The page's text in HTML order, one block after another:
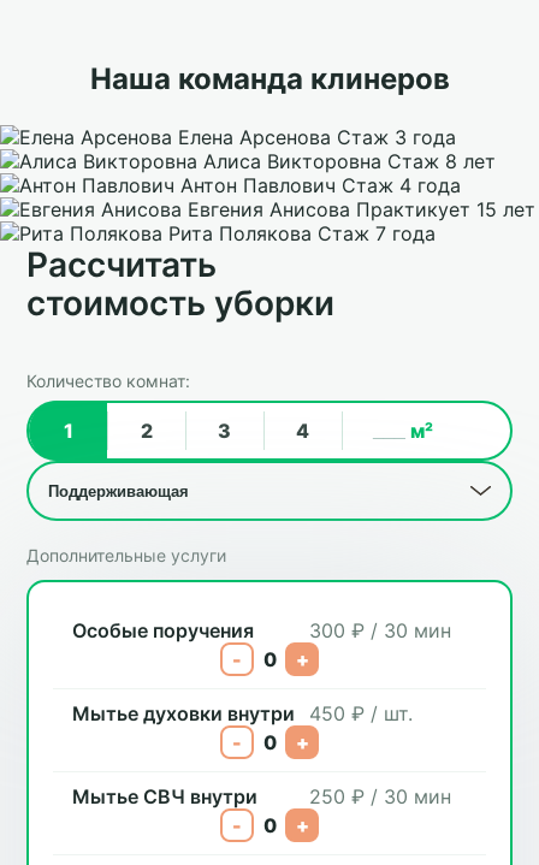
Наша команда клинеров
Елена Арсенова Стаж 3 года
Алиса Викторовна Стаж 8 лет
Антон Павлович Стаж 4 года
Евгения Анисова Практикует 15 лет
Рита Полякова Стаж 7 года
Рассчитать
стоимость уборки
Количество комнат:
1 2 3 4 м²
Дополнительные услуги
Особые поручения
300 ₽ / 30 мин
-
0 +
Мытье духовки внутри
450 ₽ / шт.
-
0 +
Мытье СВЧ внутри
250 ₽ / 30 мин
-
0 +